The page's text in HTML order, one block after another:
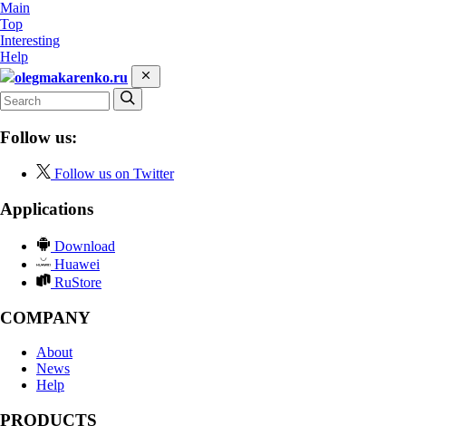
Main
Top
Interesting
Help
olegmakarenko.ru
Follow us:
Follow us on Twitter
Applications
Download
Huawei
RuStore
COMPANY
About
News
Help
PRODUCTS